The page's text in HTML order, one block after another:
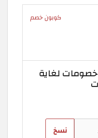
كوبون خصم
اكواد خصم تيمو 2026 خصومات لغاية
نسخ